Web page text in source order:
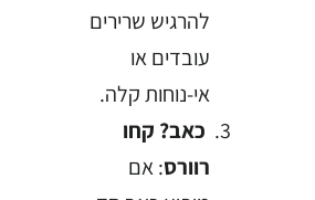
להרגיש שרירים
עובדים או
אי-נוחות קלה.
כאב? קחו
רוורס: אם